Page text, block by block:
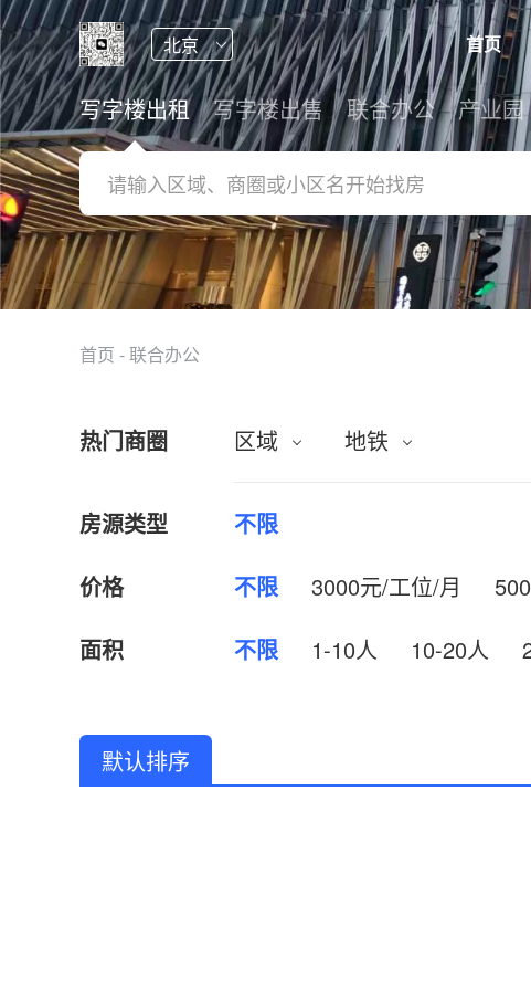
首页
写字楼出租 写字楼出售 联合办公 产业园
首页 -联合办公
热门商圈 区域 地铁
房源类型
不限
价格
不限 3000元/工位/月
面积
不限 1-10人 10-20人
默认排序